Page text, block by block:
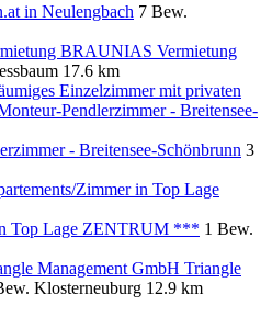
in Neulengbach 7 Bew.
Vermietung
17.6 km
- Breitensee-Schönbrunn 3
Top Lage ZENTRUM *** 1 Bew.
Triangle
Klosterneuburg 12.9 km